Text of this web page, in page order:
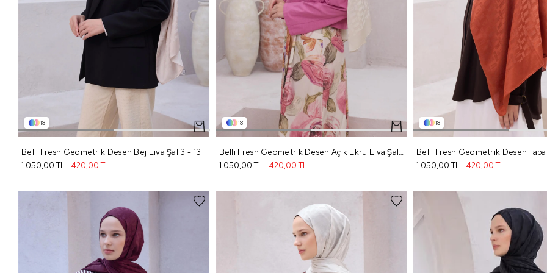
18
Belli Fresh Geometrik Desen Bej Liva Şal 3 - 13
420,00 TL
1.050,00 TL
18
Belli Fresh Geometrik Desen Açık Ekru Liva Şal 3 - 60
420,00 TL
1.050,00 TL
18
420,00 TL
1.050,00 TL